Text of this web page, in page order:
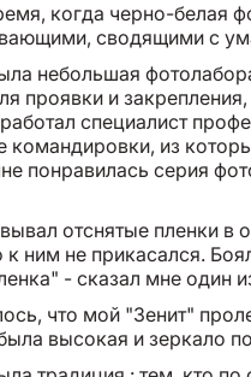
когда черно-белая
сводящими с
небольшая
проявки и
специалист
командировки, из
понравилась серия
отснятые пленки в
к ним не прикасался.
- сказал мне один
что мой "Зенит"
высокая и зеркало